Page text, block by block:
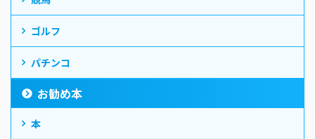
ゴルフ
パチンコ
お勧め本
本